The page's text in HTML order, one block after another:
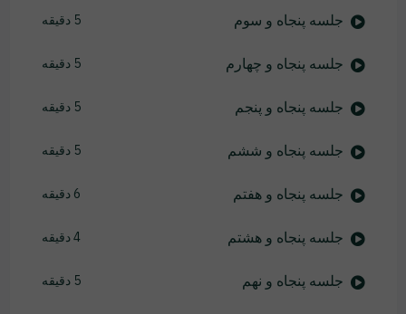
جلسه پنجاه و سوم 5 دقیقه
جلسه پنجاه و چهارم 5 دقیقه
جلسه پنجاه و پنجم 5 دقیقه
جلسه پنجاه و ششم 5 دقیقه
جلسه پنجاه و هفتم 6 دقیقه
جلسه پنجاه و هشتم 4 دقیقه
جلسه پنجاه و نهم 5 دقیقه